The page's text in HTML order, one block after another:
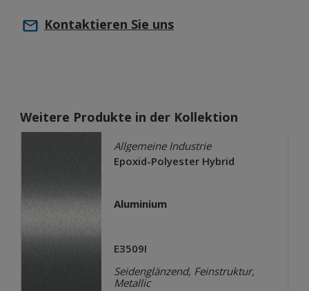
Kontaktieren Sie uns
Weitere Produkte in der Kollektion
Allgemeine Industrie
Epoxid-Polyester Hybrid
Aluminium
E3509I
Seidenglänzend, Feinstruktur,
Metallic